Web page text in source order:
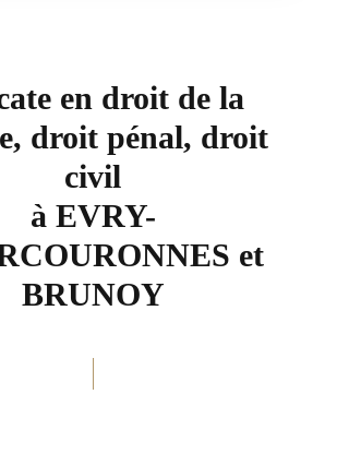
en droit de la
droit pénal, droit
civil
à EVRY-
et
BRUNOY